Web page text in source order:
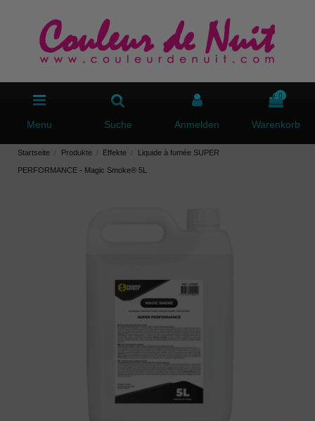
Menu Suche Anmelden
0
Warenkorb
Startseite Produkte Effekte Liquide à fumée SUPER
PERFORMANCE - Magic Smoke® 5L